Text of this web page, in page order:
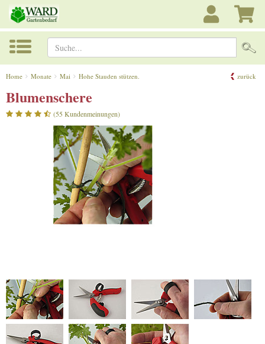
Suche...
Home Monate Mai Hohe Stauden stützen. zurück
Blumenschere
(55 Kundenmeinungen)